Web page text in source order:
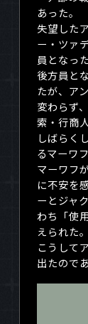
あった。
失望した
ー・ツァ
員となった
後方員と
たが、ア
変わらず
索・行商
しばらく
るマーワ
マーワフ
に不安を
ーとジャ
わち「使
えられた。
こうして
出たので